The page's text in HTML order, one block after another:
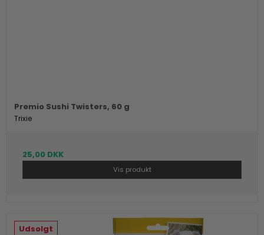
Premio Sushi Twisters, 60 g
Trixie
25,00 DKK
Vis produkt
Udsolgt